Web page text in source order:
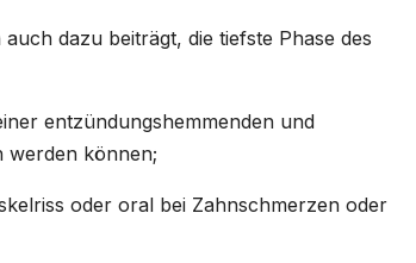
dazu beiträgt, die tiefste Phase des
entzündungshemmenden und
werden können;
oder oral bei Zahnschmerzen oder